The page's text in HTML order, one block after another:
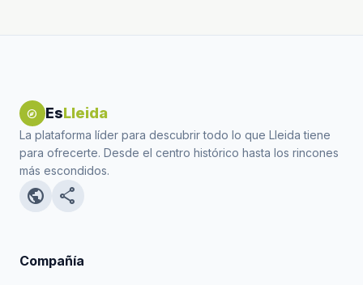
explore EsLleida
La plataforma líder para descubrir todo lo que Lleida tiene
para ofrecerte. Desde el centro histórico hasta los rincones
más escondidos.
public share
Compañía